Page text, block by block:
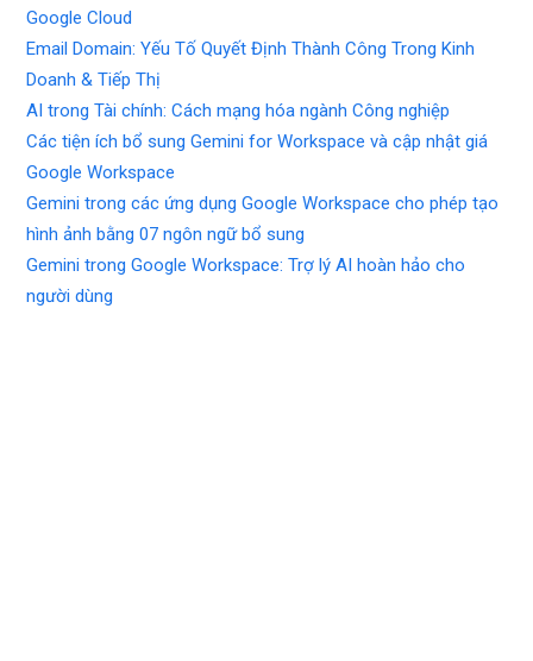
Google Cloud
Email Domain: Yếu Tố Quyết Định Thành Công Trong Kinh
Doanh & Tiếp Thị
AI trong Tài chính: Cách mạng hóa ngành Công nghiệp
Các tiện ích bổ sung Gemini for Workspace và cập nhật giá
Google Workspace
Gemini trong các ứng dụng Google Workspace cho phép tạo
hình ảnh bằng 07 ngôn ngữ bổ sung
Gemini trong Google Workspace: Trợ lý AI hoàn hảo cho
người dùng